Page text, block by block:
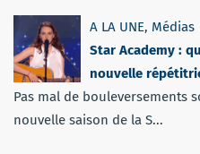
A LA UNE, Médias
Star Academy :
nouvelle
Pas mal de bouleversements
nouvelle saison de la S...